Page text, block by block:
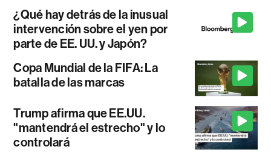
¿Qué hay detrás de la inusual
intervención sobre el yen por
parte de EE. UU. y Japón?
Copa Mundial de la FIFA: La
batalla de las marcas
Trump afirma que EE.UU.
"mantendrá el estrecho" y lo
controlará